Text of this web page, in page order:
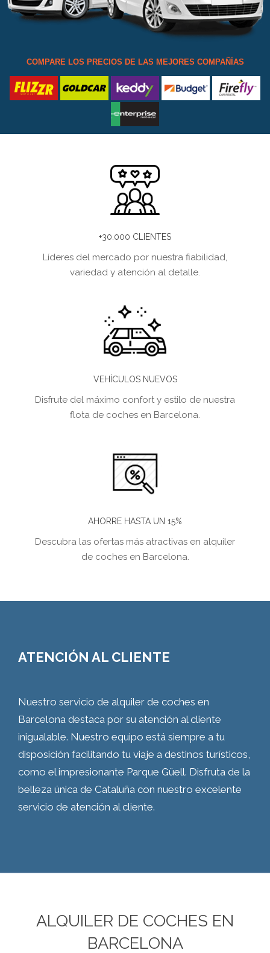
COMPARE LOS PRECIOS DE LAS MEJORES COMPAÑÍAS
+30.000 CLIENTES
Líderes del mercado por nuestra fiabilidad,
variedad y atención al detalle.
VEHÍCULOS NUEVOS
Disfrute del máximo confort y estilo de nuestra
flota de coches en Barcelona.
AHORRE HASTA UN 15%
Descubra las ofertas más atractivas en alquiler
de coches en Barcelona.
ATENCIÓN AL CLIENTE
Nuestro servicio de alquiler de coches en
Barcelona destaca por su atención al cliente
inigualable. Nuestro equipo está siempre a tu
disposición facilitando tu viaje a destinos turísticos,
como el impresionante Parque Güell. Disfruta de la
belleza única de Cataluña con nuestro excelente
servicio de atención al cliente.
ALQUILER DE COCHES EN
BARCELONA